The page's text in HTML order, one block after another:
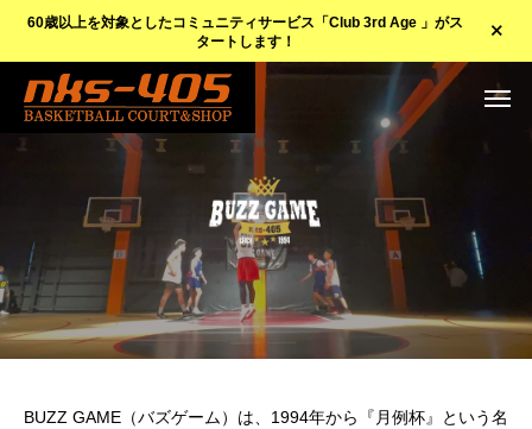
60歳以上を対象としたコミュニティサービス「Club 3rd Age 」がス
タートします！
BUZZ GAME（バズゲーム）は、1994年から『月例杯』という名